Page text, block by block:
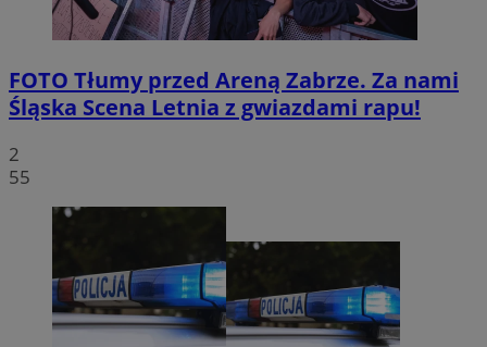
FOTO Tłumy przed Areną Zabrze. Za nami
Śląska Scena Letnia z gwiazdami rapu!
2
55